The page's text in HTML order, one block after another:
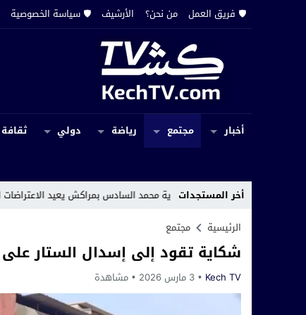
🛡️ فريق العمل من نحن؟ الأرشيف 🛡️ سياسة الخصوصية
أخبار مجتمع رياضة دولي
أخر المستجدات
محمد السادس بمراكش يعيد الاعتراضات الرسمية إلى الواجهة
الرئيسية
مجتمع
شكاية تقود إلى إسدال الستار
Kech TV 3 مارس 2026 مشاهدة